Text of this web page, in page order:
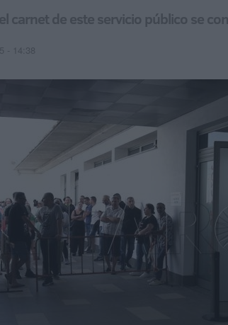
carnet de este servicio público se
- 14:38